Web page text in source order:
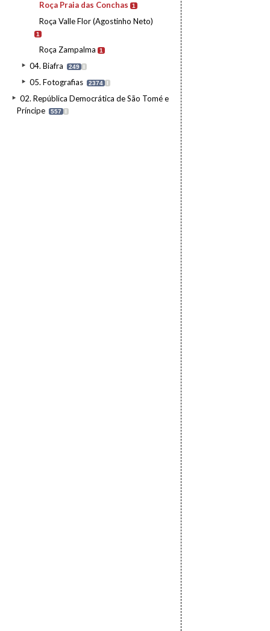
Roça Praia das Conchas 1
Roça Valle Flor (Agostinho Neto)
1
Roça Zampalma 1
04. Biafra 249 I
05. Fotografias 2374 I
02. República Democrática de São Tomé e
Príncipe
557 I